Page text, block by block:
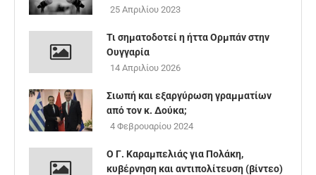
25 Απριλίου 2023
Τι σηματοδοτεί η ήττα Ορμπάν στην
Ουγγαρία
14 Απριλίου 2026
Σιωπή και εξαργύρωση γραμματίων
από τον κ. Δούκα;
4 Φεβρουαρίου 2024
Ο Γ. Καραμπελιάς για Πολάκη,
κυβέρνηση και αντιπολίτευση (βίντεο)